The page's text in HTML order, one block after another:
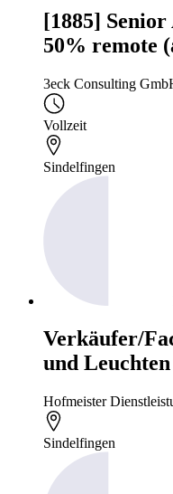
[1885]
50% remote
3eck Consulting
Vollzeit
Sindelfingen
Verkäufer/
und
Hofmeister
Sindelfingen